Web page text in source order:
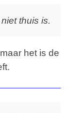
thuis is.
het is de